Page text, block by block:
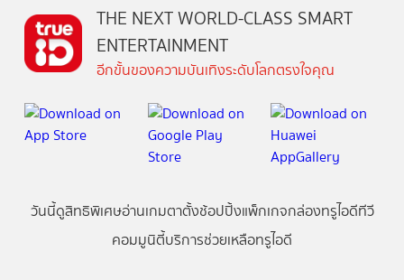
THE NEXT WORLD-CLASS SMART
ENTERTAINMENT
อีกขั้นของความบันเทิงระดับโลกตรงใจคุณ
วันนี้ดูสิทธิพิเศษอ่านเกมตาตั้งช้อปปิ้งแพ็กเกจกล่องทรูไอดีทีวี
คอมมูนิตี้บริการช่วยเหลือทรูไอดี